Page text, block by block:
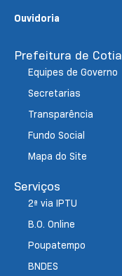
Ouvidoria
Prefeitura de Cotia
Equipes de Governo
Secretarias
Transparência
Fundo Social
Mapa do Site
Serviços
2ª via IPTU
B.O. Online
Poupatempo
BNDES